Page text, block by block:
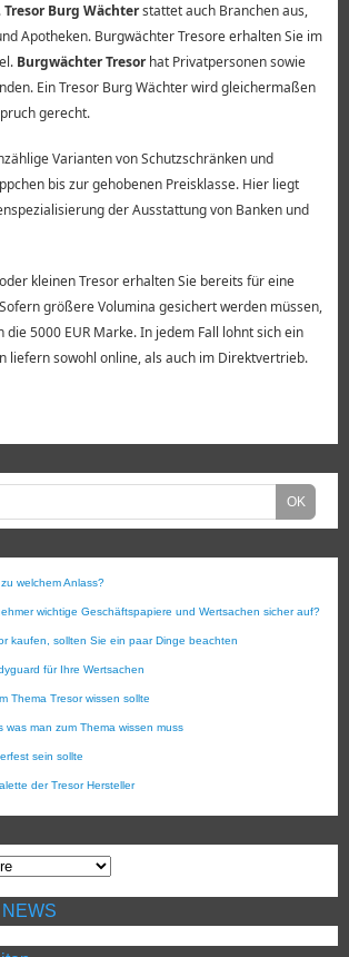
Tresor Burg Wächterstattet auch Branchen aus,
Apotheken. Burgwächter Tresore erhalten Sie im
Burgwächter Tresorhat Privatpersonen sowie
Ein Tresor Burg Wächter wird gleichermaßen
gerecht.
Varianten von Schutzschränken und
bis zur gehobenen Preisklasse. Hier liegt
der Ausstattung von Banken und
kleinen Tresor erhalten Sie bereits für eine
größere Volumina gesichert werden müssen,
die 5000 EUR Marke. In jedem Fall lohnt sich ein
liefern sowohl online, als auch im Direktvertrieb.
welchem Anlass?
wichtige Geschäftspapiere und Wertsachen sicher auf?
kaufen, sollten Sie ein paar Dinge beachten
für Ihre Wertsachen
Thema Tresor wissen sollte
was man zum Thema wissen muss
sein sollte
der Tresor Hersteller